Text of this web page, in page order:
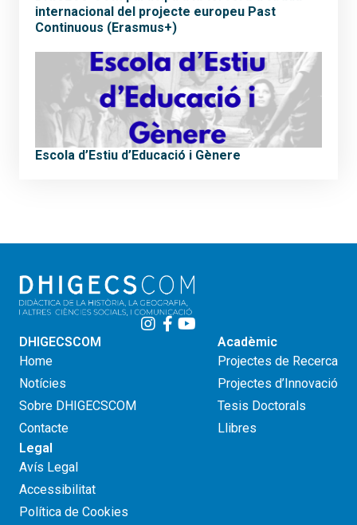
internacional del projecte europeu Past
Continuous (Erasmus+)
Escola d’Estiu d’Educació i Gènere
DHIGECSCOM
Home
Notícies
Sobre DHIGECSCOM
Contacte
Acadèmic
Projectes de Recerca
Projectes d’Innovació
Tesis Doctorals
Llibres
Legal
Avís Legal
Accessibilitat
Política de Cookies